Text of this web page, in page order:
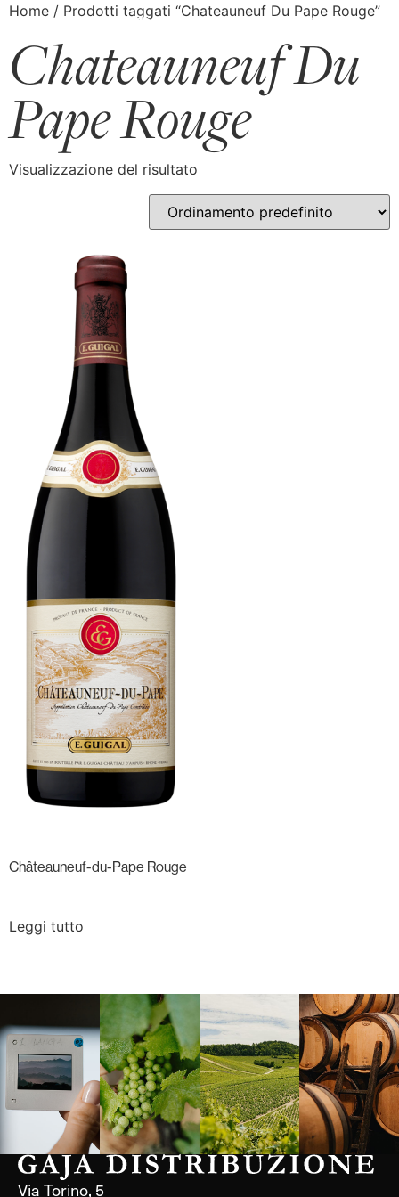
Home / Prodotti taggati “Chateauneuf Du Pape Rouge”
Chateauneuf Du
Pape Rouge
Visualizzazione del risultato
Châteauneuf-du-Pape Rouge
Leggi tutto
Borgogna,
Francia
Borgogna,
Francia
Instagram
Via Torino, 5